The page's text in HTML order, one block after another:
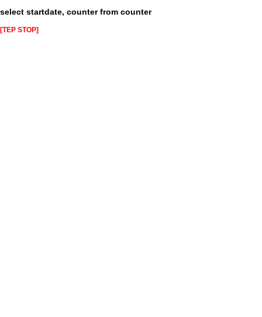
select startdate, counter from counter
[TEP STOP]